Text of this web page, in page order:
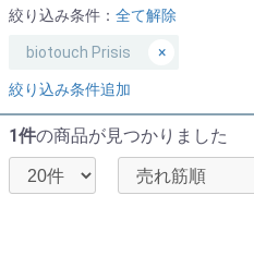
絞り込み条件： 全て解除
biotouch Prisis ×
絞り込み条件追加
1件の商品が見つかりました